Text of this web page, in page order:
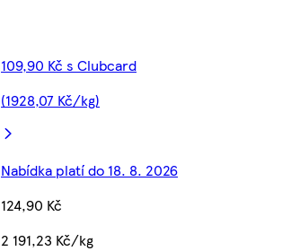
109,90 Kč s Clubcard
(1928,07 Kč/kg)
Nabídka platí do 18. 8. 2026
124,90 Kč
2 191,23 Kč/kg